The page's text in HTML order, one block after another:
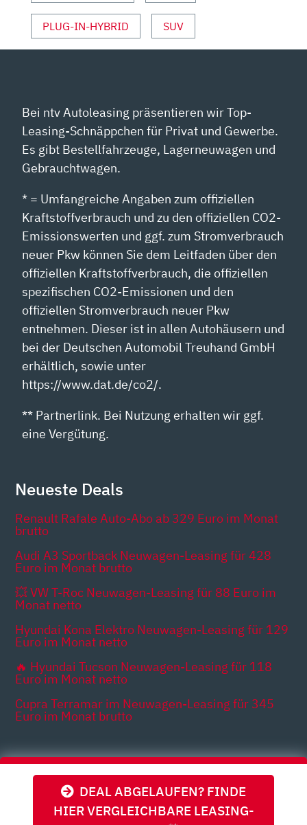
DEAL ABGELAUFEN? FINDE
HIER VERGLEICHBARE LEASING-
PLUG-IN-HYBRID SUV
Bei ntv Autoleasing präsentieren wir Top-
Leasing-Schnäppchen für Privat und Gewerbe.
Es gibt Bestellfahrzeuge, Lagerneuwagen und
Gebrauchtwagen.
* = Umfangreiche Angaben zum offiziellen
Kraftstoffverbrauch und zu den offiziellen CO2-
Emissionswerten und ggf. zum Stromverbrauch
neuer Pkw können Sie dem Leitfaden über den
offiziellen Kraftstoffverbrauch, die offiziellen
spezifischen CO2-Emissionen und den
offiziellen Stromverbrauch neuer Pkw
entnehmen. Dieser ist in allen Autohäusern und
bei der Deutschen Automobil Treuhand GmbH
erhältlich, sowie unter
https://www.dat.de/co2/.
** Partnerlink. Bei Nutzung erhalten wir ggf.
eine Vergütung.
Neueste Deals
Renault Rafale Auto-Abo ab 329 Euro im Monat
brutto
Audi A3 Sportback Neuwagen-Leasing für 428
Euro im Monat brutto
💥 VW T-Roc Neuwagen-Leasing für 88 Euro im
Monat netto
Hyundai Kona Elektro Neuwagen-Leasing für 129
Euro im Monat netto
🔥 Hyundai Tucson Neuwagen-Leasing für 118
Euro im Monat netto
Cupra Terramar im Neuwagen-Leasing für 345
Euro im Monat brutto